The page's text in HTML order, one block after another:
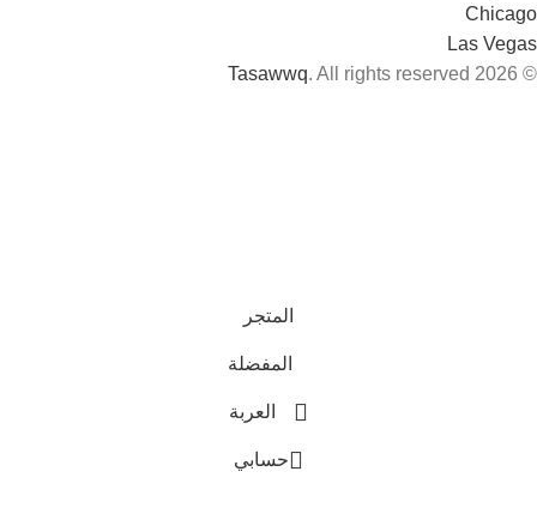
Chicago
Las Vegas
© 2026
Tasawwq. All rights reserved
المتجر
المفضلة
العربة
حسابي